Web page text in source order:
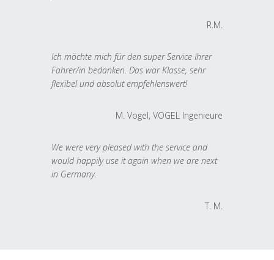
R.M.
Ich möchte mich für den super Service Ihrer
Fahrer/in bedanken. Das war Klasse, sehr
flexibel und absolut empfehlenswert!
M. Vogel, VOGEL Ingenieure
We were very pleased with the service and
would happily use it again when we are next
in Germany.
T. M.